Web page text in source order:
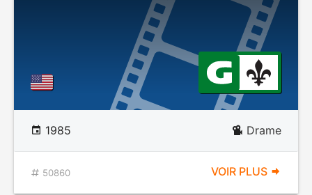
1985 Drame
50860 VOIR PLUS